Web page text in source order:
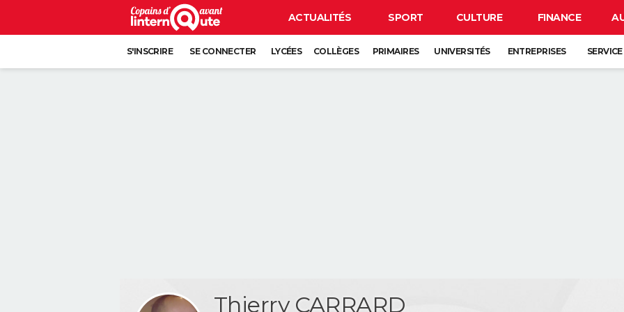
ACTUALITÉS SPORT CULTURE FINANCE
S'INSCRIRE SE CONNECTER LYCÉES COLLÈGES PRIMAIRES UNIVERSITÉS ENTREPRISES
Thierry CARRARD